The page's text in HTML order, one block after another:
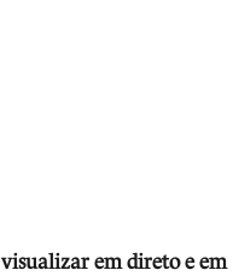
lizar em direto e em